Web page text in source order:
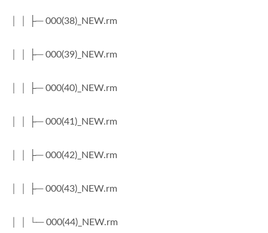
│ │ ├─ 000(38)_NEW.rm
│ │ ├─ 000(39)_NEW.rm
│ │ ├─ 000(40)_NEW.rm
│ │ ├─ 000(41)_NEW.rm
│ │ ├─ 000(42)_NEW.rm
│ │ ├─ 000(43)_NEW.rm
│ │ └─ 000(44)_NEW.rm